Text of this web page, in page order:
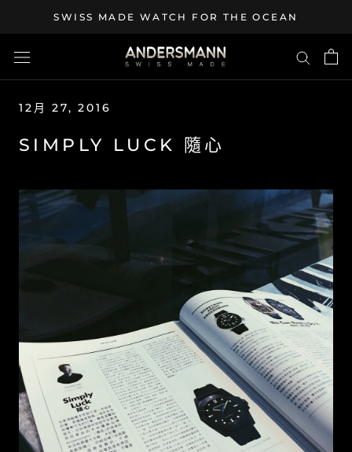
content
SWISS MADE WATCH FOR THE OCEAN
12月 27, 2016
SIMPLY LUCK 隨心